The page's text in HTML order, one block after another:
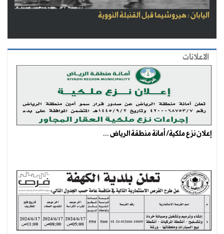
اليابان : هيروشيما قبل القنبلة النووية
الاعلانات
إعلان نزع ملكية/ أمانة منطقة الرياض ...